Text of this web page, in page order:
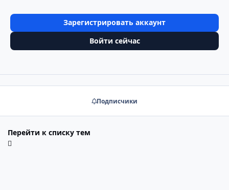
Зарегистрировать аккаунт
Войти сейчас
Подписчики
Перейти к списку тем